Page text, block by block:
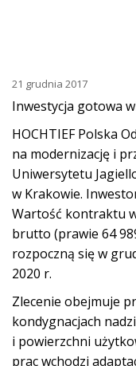
21 grudnia 2017
Inwestycja gotowa
HOCHTIEF Polska
na modernizację i
Uniwersytetu
w Krakowie.
Wartość kontraktu
brutto (prawie 64
rozpoczną się w
2020 r.
Zlecenie obejmuje
kondygnacjach
i powierzchni
prac wchodzi